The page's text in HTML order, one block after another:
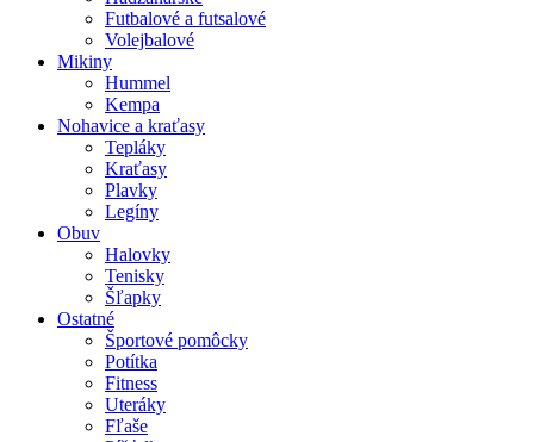
Futbalové a futsalové
Volejbalové
Mikiny
Hummel
Kempa
Nohavice a kraťasy
Tepláky
Kraťasy
Plavky
Legíny
Obuv
Halovky
Tenisky
Šľapky
Ostatné
Športové pomôcky
Potítka
Fitness
Uteráky
Fľaše